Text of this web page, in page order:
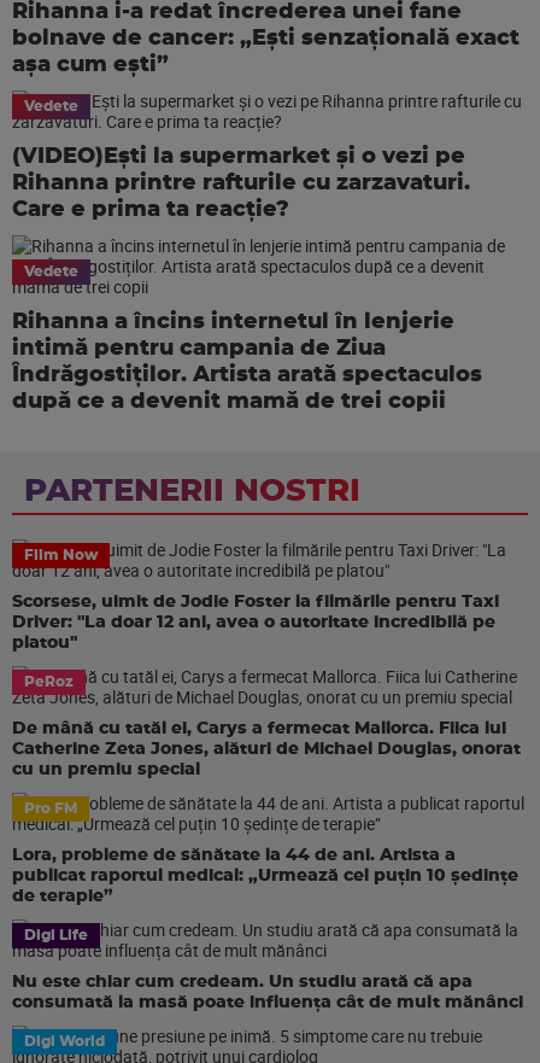
Rihanna i-a redat încrederea unei fane
bolnave de cancer: „Ești senzațională exact
așa cum ești”
Vedete
(VIDEO)Ești la supermarket și o vezi pe
Rihanna printre rafturile cu zarzavaturi.
Care e prima ta reacție?
Vedete
Rihanna a încins internetul în lenjerie
intimă pentru campania de Ziua
Îndrăgostiților. Artista arată spectaculos
după ce a devenit mamă de trei copii
PARTENERII NOSTRI
Film Now
Scorsese, uimit de Jodie Foster la filmările pentru Taxi
Driver: "La doar 12 ani, avea o autoritate incredibilă pe
platou"
PeRoz
De mână cu tatăl ei, Carys a fermecat Mallorca. Fiica lui
Catherine Zeta Jones, alături de Michael Douglas, onorat
cu un premiu special
Pro FM
Lora, probleme de sănătate la 44 de ani. Artista a
publicat raportul medical: „Urmează cel puțin 10 ședințe
de terapie”
Digi Life
Nu este chiar cum credeam. Un studiu arată că apa
consumată la masă poate influența cât de mult mănânci
Digi World